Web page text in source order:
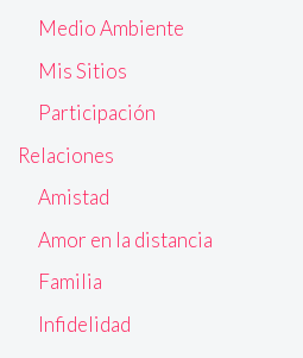
Medio Ambiente
Mis Sitios
Participación
Relaciones
Amistad
Amor en la distancia
Familia
Infidelidad